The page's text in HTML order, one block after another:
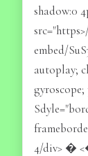
shadow:0
embed/
autoplay;
4/div> �